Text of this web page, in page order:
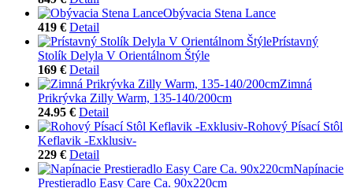
Obývacia Stena Lance
419 € Detail
Prístavný
Stolík Delyla V Orientálnom Štýle
169 € Detail
Zimná
Prikrývka Zilly Warm, 135-140/200cm
24.95 € Detail
Rohový Písací Stôl
Keflavik -Exklusiv-
229 € Detail
Napínacie
Prestieradlo Easy Care Ca. 90x220cm